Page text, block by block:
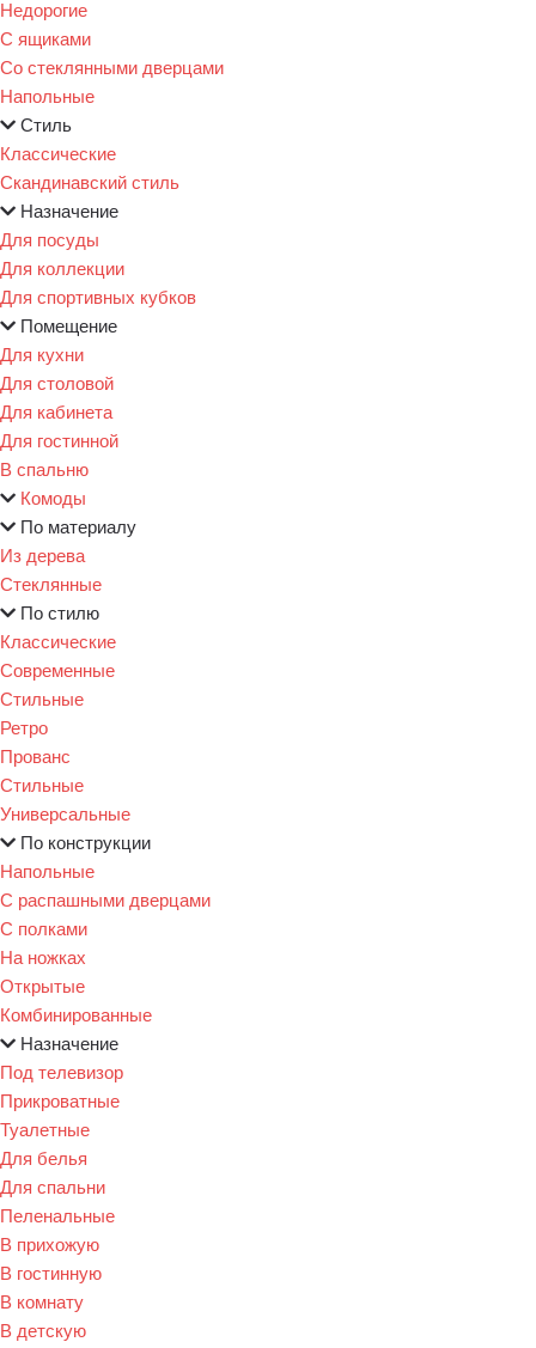
Недорогие
С ящиками
Со стеклянными дверцами
Напольные
Стиль
Классические
Скандинавский стиль
Назначение
Для посуды
Для коллекции
Для спортивных кубков
Помещение
Для кухни
Для столовой
Для кабинета
Для гостинной
В спальню
Комоды
По материалу
Из дерева
Стеклянные
По стилю
Классические
Современные
Стильные
Ретро
Прованс
Стильные
Универсальные
По конструкции
Напольные
С распашными дверцами
С полками
На ножках
Открытые
Комбинированные
Назначение
Под телевизор
Прикроватные
Туалетные
Для белья
Для спальни
Пеленальные
В прихожую
В гостинную
В комнату
В детскую